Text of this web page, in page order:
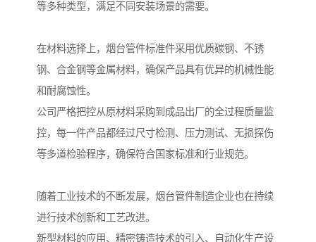
等多种类型，满足不同安装场景的需要。
在材料选择上，烟台管件标准件采用优质碳钢、不锈
钢、合金钢等金属材料，确保产品具有优异的机械性能
和耐腐蚀性。
公司严格把控从原材料采购到成品出厂的全过程质量监
控，每一件产品都经过尺寸检测、压力测试、无损探伤
等多道检验程序，确保符合国家标准和行业规范。
随着工业技术的不断发展，烟台管件制造企业也在持续
进行技术创新和工艺改进。
新型材料的应用、精密铸造技术的引入、自动化生产设